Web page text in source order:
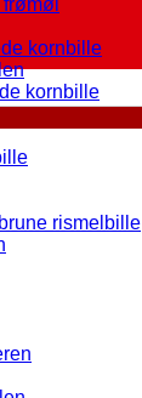
kornbille
kornbille
rismelbille